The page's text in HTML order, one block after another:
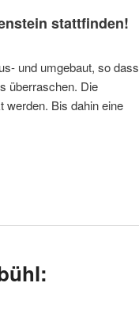
stattfinden!
und umgebaut, so dass
überraschen. Die
werden. Bis dahin eine